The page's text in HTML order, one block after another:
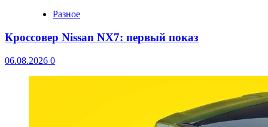
Разное
Кроссовер Nissan NX7: первый показ
06.08.2026 0